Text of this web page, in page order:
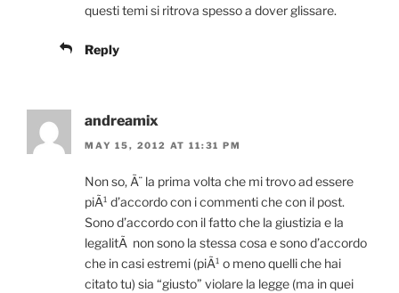
questi temi si ritrova spesso a dover glissare.
Reply
andreamix
MAY 15, 2012 AT 11:31 PM
Non so, Ã¨ la prima volta che mi trovo ad essere
piÃ¹ d’accordo con i commenti che con il post.
Sono d’accordo con il fatto che la giustizia e la
legalitÃ non sono la stessa cosa e sono d’accordo
che in casi estremi (piÃ¹ o meno quelli che hai
citato tu) sia “giusto” violare la legge (ma in quei